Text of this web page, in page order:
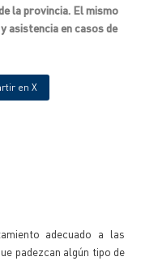
la provincia. El mismo
asistencia en casos de
en X
adecuado a las
padezcan algún tipo de